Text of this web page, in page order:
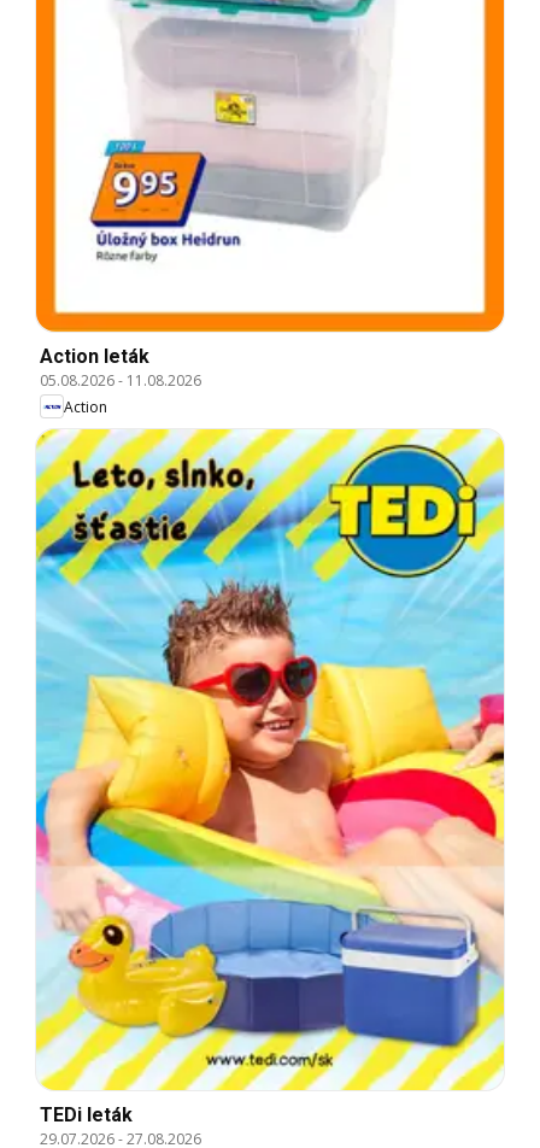
Action leták
05.08.2026- 11.08.2026
Action
TEDi leták
29.07.2026-27.08.2026